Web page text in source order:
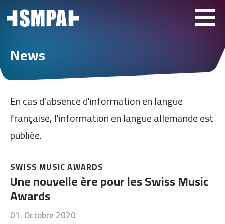
News
En cas d'absence d'information en langue
française, l'information en langue allemande est
publiée.
SWISS MUSIC AWARDS
Une nouvelle ère pour les Swiss Music
Awards
01. Octobre 2020